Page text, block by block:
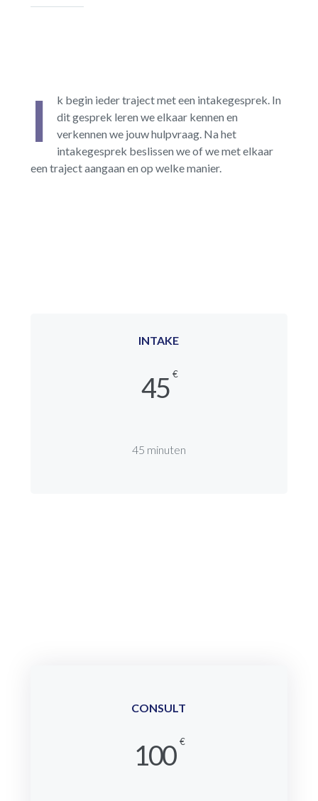
I
k begin ieder traject met een intakegesprek. In
dit gesprek leren we elkaar kennen en
verkennen we jouw hulpvraag. Na het
intakegesprek beslissen we of we met elkaar
een traject aangaan en op welke manier.
INTAKE
45 €
45 minuten
CONSULT
100 €